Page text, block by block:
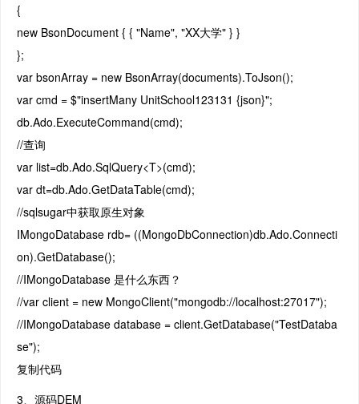
{
new BsonDocument { { "Name", "XX大学" } }
};
var bsonArray = new BsonArray(documents).ToJson();
var cmd = $"insertMany UnitSchool123131 {json}";
db.Ado.ExecuteCommand(cmd);
//查询
var list=db.Ado.SqlQuery<T>(cmd);
var dt=db.Ado.GetDataTable(cmd);
//sqlsugar中获取原生对象
IMongoDatabase rdb= ((MongoDbConnection)db.Ado.Connecti
on).GetDatabase();
//IMongoDatabase 是什么东西？
//var client = new MongoClient("mongodb://localhost:27017");
//IMongoDatabase database = client.GetDatabase("TestDataba
se");
复制代码
3、源码DEM